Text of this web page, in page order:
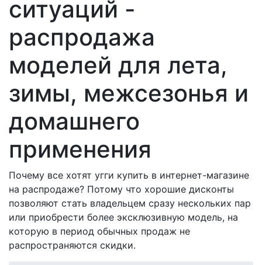
ситуаций -
распродажа
моделей для лета,
зимы, межсезонья и
домашнего
применения
Почему все хотят угги купить в интернет-магазине
на распродаже? Потому что хорошие дисконты
позволяют стать владельцем сразу нескольких пар
или приобрести более эксклюзивную модель, на
которую в период обычных продаж не
распространяются скидки.